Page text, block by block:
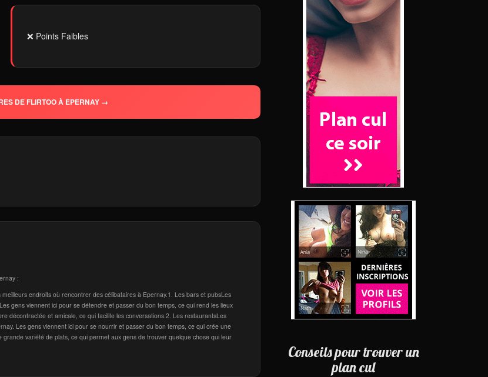
❌ Points Faibles
DE FLIRTOO À EPERNAY →
:
endroits où rencontrer des célibataires à Epernay.1. Les bars et pubsLes
gens viennent ici pour se détendre et passer du bon temps, ce qui rend les lieux
décontractée et amicale, ce qui facilite les conversations.2. Les restaurantsLes
Les gens viennent ici pour se nourrir et passer du bon temps, ce qui crée une
variété de plats, ce qui permet aux gens de trouver quelque chose qui leur
Conseils pour trouver un
plan cul